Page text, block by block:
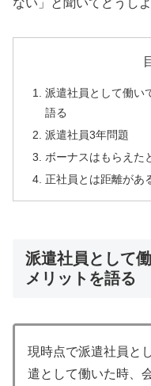
ない」と聞いてどうし
派遣社員として働い
語る
派遣社員3年問題
ボーナスはもらえた
正社員とは距離があ
派遣社員として
メリットを語る
現時点で派遣社員と
遣として働いた時、